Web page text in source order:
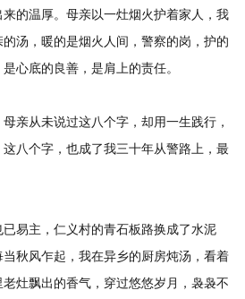
的温厚。母亲以一灶烟火护着家人，我
汤，暖的是烟火人间，警察的岗，护的
心底的良善，是肩上的责任。
亲从未说过这八个字，却用一生践行，
八个字，也成了我三十年从警路上，最
易主，仁义村的青石板路换成了水泥
秋风乍起，我在异乡的厨房炖汤，看着
灶飘出的香气，穿过悠悠岁月，袅袅不